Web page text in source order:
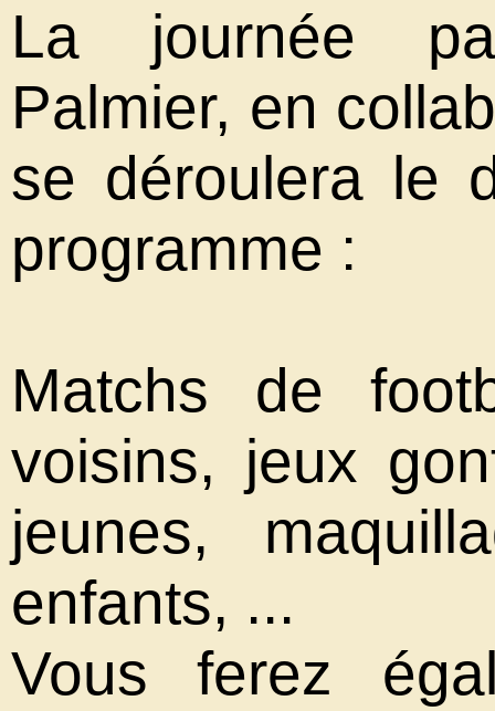
La journée
Palmier, en
se déroulera le
programme :
Matchs de
voisins, jeux
jeunes,
enfants, ...
Vous ferez